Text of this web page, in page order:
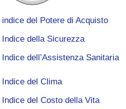
indice del Potere di Acquisto
Indice della Sicurezza
Indice dell’Assistenza Sanitaria
Indice del Clima
Indice del Costo della Vita
ad Aqaba
Criminalità
Indice della Criminalità
Indice di criminalità per paese